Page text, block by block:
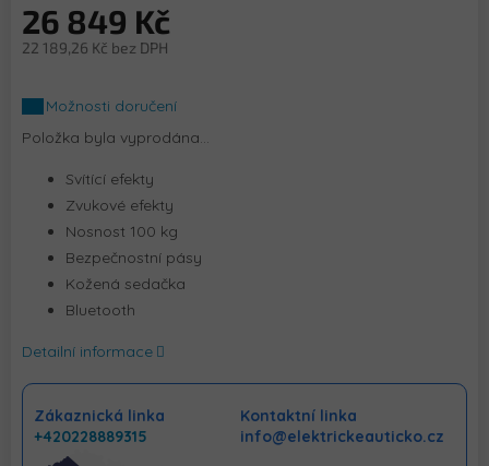
z
5
26 849 Kč
22 189,26 Kč bez DPH
cena:Možnosti doručení
Položka byla vyprodána…
Svítící efekty
Zvukové efekty
Nosnost 100 kg
Bezpečnostní pásy
Kožená sedačka
Bluetooth
Detailní informace
Zákaznická linka
+420228889315
Kontaktní linka
info@elektrickeauticko.cz